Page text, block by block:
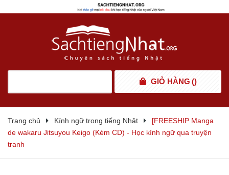
GIỎ HÀNG ()
Trang chủ Kính ngữ trong tiếng Nhật
[FREESHIP Manga
de wakaru Jitsuyou Keigo (Kèm CD) - Học kính ngữ qua truyện
tranh